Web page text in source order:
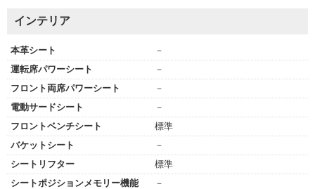
インテリア
本革シート
－
運転席パワーシート
－
フロント両席パワーシート
－
電動サードシート
－
フロントベンチシート
標準
バケットシート
－
シートリフター
標準
シートポジションメモリー機能
－